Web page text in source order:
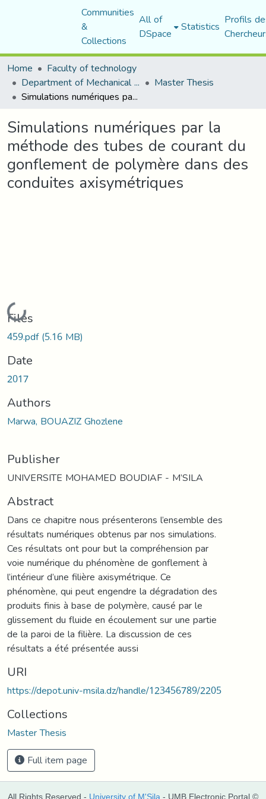
Communities
&
Collections
All of
DSpace Statistics Profils
Home
Faculty of technology
Department of Mechanical Engineering Master Thesis
Simulations numériques par la méthode des tubes de courant du gonflement de polymère dans des conduites axisymétriques
Simulations numériques par la
méthode des tubes de courant du
gonflement de polymère dans des
conduites axisymétriques
Loading...
Files
459.pdf(5.16 MB)
Date
2017
Authors
Marwa, BOUAZIZ Ghozlene
Publisher
UNIVERSITE MOHAMED BOUDIAF - M’SILA
Abstract
Dans ce chapitre nous présenterons l’ensemble des
résultats numériques obtenus par nos simulations.
Ces résultats ont pour but la compréhension par
voie numérique du phénomène de gonflement à
l’intérieur d’une filière axisymétrique. Ce
phénomène, qui peut engendre la dégradation des
produits finis à base de polymère, causé par le
glissement du fluide en écoulement sur une partie
de la paroi de la filière. La discussion de ces
résultats a été présentée aussi
URI
https://depot.univ-msila.dz/handle/123456789/2205
Collections
Master Thesis
Full item page
All Rights Reserved - University of M'Sila - UMB Electronic Portal ©